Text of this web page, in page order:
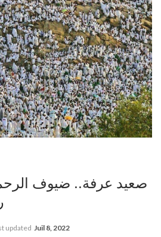
صعيد عرفة.. ضيوف
updated Juil 8, 2022